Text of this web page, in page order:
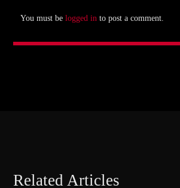
You must belogged in to post a comment.
Related Articles